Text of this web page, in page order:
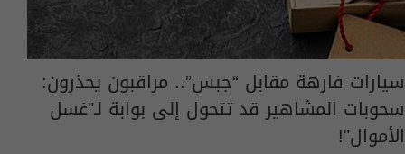
سيارات فارهة مقابل “جبس”.. مراقبون يحذرون:
سحوبات المشاهير قد تتحول إلى بوابة لـ"غسل
الأموال"!